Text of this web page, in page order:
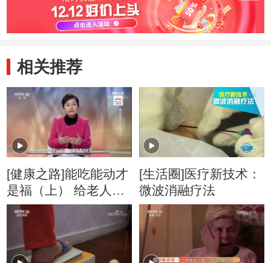
相关推荐
[健康之路]能吃能动才
是福（上） 给老人选
择合适的营养粉
[生活圈]医疗新技术：
微波消融疗法